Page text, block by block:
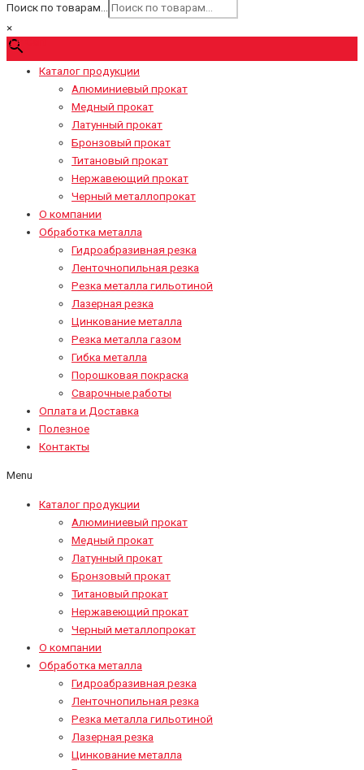
Поиск по товарам...
×
0₽
Каталог продукции
Алюминиевый прокат
Медный прокат
Латунный прокат
Бронзовый прокат
Титановый прокат
Нержавеющий прокат
Черный металлопрокат
О компании
Обработка металла
Гидроабразивная резка
Ленточнопильная резка
Резка металла гильотиной
Лазерная резка
Цинкование металла
Резка металла газом
Гибка металла
Порошковая покраска
Сварочные работы
Оплата и Доставка
Полезное
Контакты
Menu
Каталог продукции
Алюминиевый прокат
Медный прокат
Латунный прокат
Бронзовый прокат
Титановый прокат
Нержавеющий прокат
Черный металлопрокат
О компании
Обработка металла
Гидроабразивная резка
Ленточнопильная резка
Резка металла гильотиной
Лазерная резка
Цинкование металла